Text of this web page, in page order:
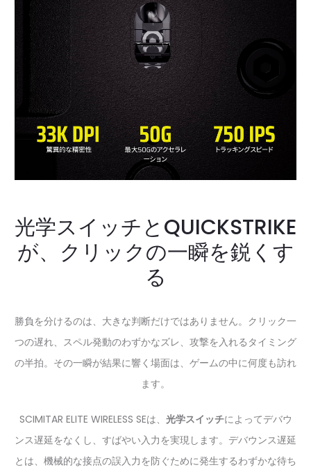
光学スイッチとQUICKSTRIKE
が、クリックの一瞬を鋭くす
る
勝負を分けるのは、大きな判断だけではありません。クリック一
つの遅れ、スペル発動のわずかなズレ、攻撃を入れるタイミング
の半拍。その一瞬が結果に響く場面は、ゲームの中に何度も訪れ
ます。
SCIMITAR ELITE WIRELESS SEは、 光学スイッチによってデバウ
ンス遅延をなくし、すばやい入力を実現します。デバウンス遅延
とは、機械的な接点の誤入力を防ぐために発生するわずかな待ち